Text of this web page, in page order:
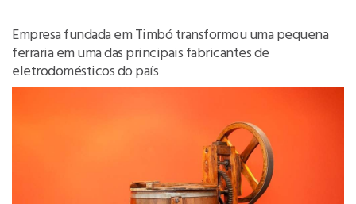
Empresa fundada em Timbó transformou uma pequena
ferraria em uma das principais fabricantes de
eletrodomésticos do país